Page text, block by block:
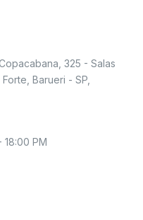
325 - Salas
Forte, Barueri - SP,
PM